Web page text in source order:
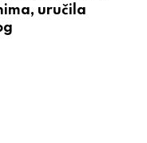
uručila